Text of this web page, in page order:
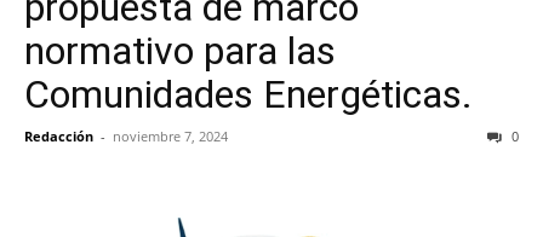
normativo para las
Comunidades Energéticas.
Redacción - noviembre 7, 2024 0